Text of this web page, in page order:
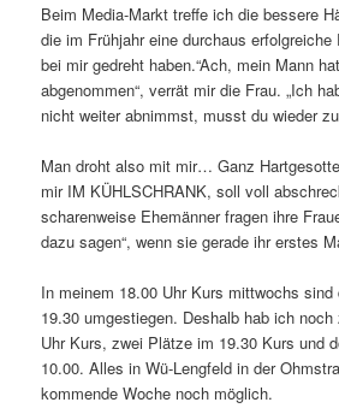
Beim Media-Markt treffe ich die bessere
die im Frühjahr eine durchaus erfolgreiche
bei mir gedreht haben.“Ach, mein Mann
abgenommen“, verrät mir die Frau. „Ich
nicht weiter abnimmst, musst du wieder
Man droht also mit mir… Ganz
mir IM KÜHLSCHRANK, soll voll
scharenweise Ehemänner fragen ihre
dazu sagen“, wenn sie gerade ihr erstes
In meinem 18.00 Uhr Kurs mittwochs sind
19.30 umgestiegen. Deshalb hab ich
Uhr Kurs, zwei Plätze im 19.30 Kurs und
10.00. Alles in Wü-Lengfeld in der
kommende Woche noch möglich.